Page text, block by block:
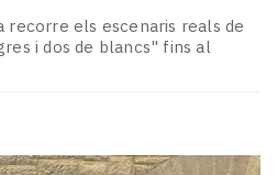
recorre els escenaris reals de
i dos de blancs" fins al